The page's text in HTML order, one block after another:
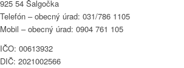
925 54 Šalgočka
Telefón – obecný úrad: 031/786 1105
Mobil – obecný úrad: 0904 761 105
IČO: 00613932
DIČ: 2021002566